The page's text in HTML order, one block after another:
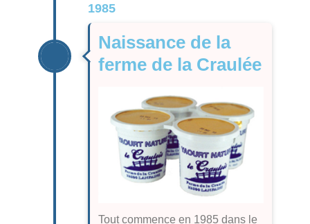
1985
Naissance de la
ferme de la Craulée
Tout commence en 1985 dans le